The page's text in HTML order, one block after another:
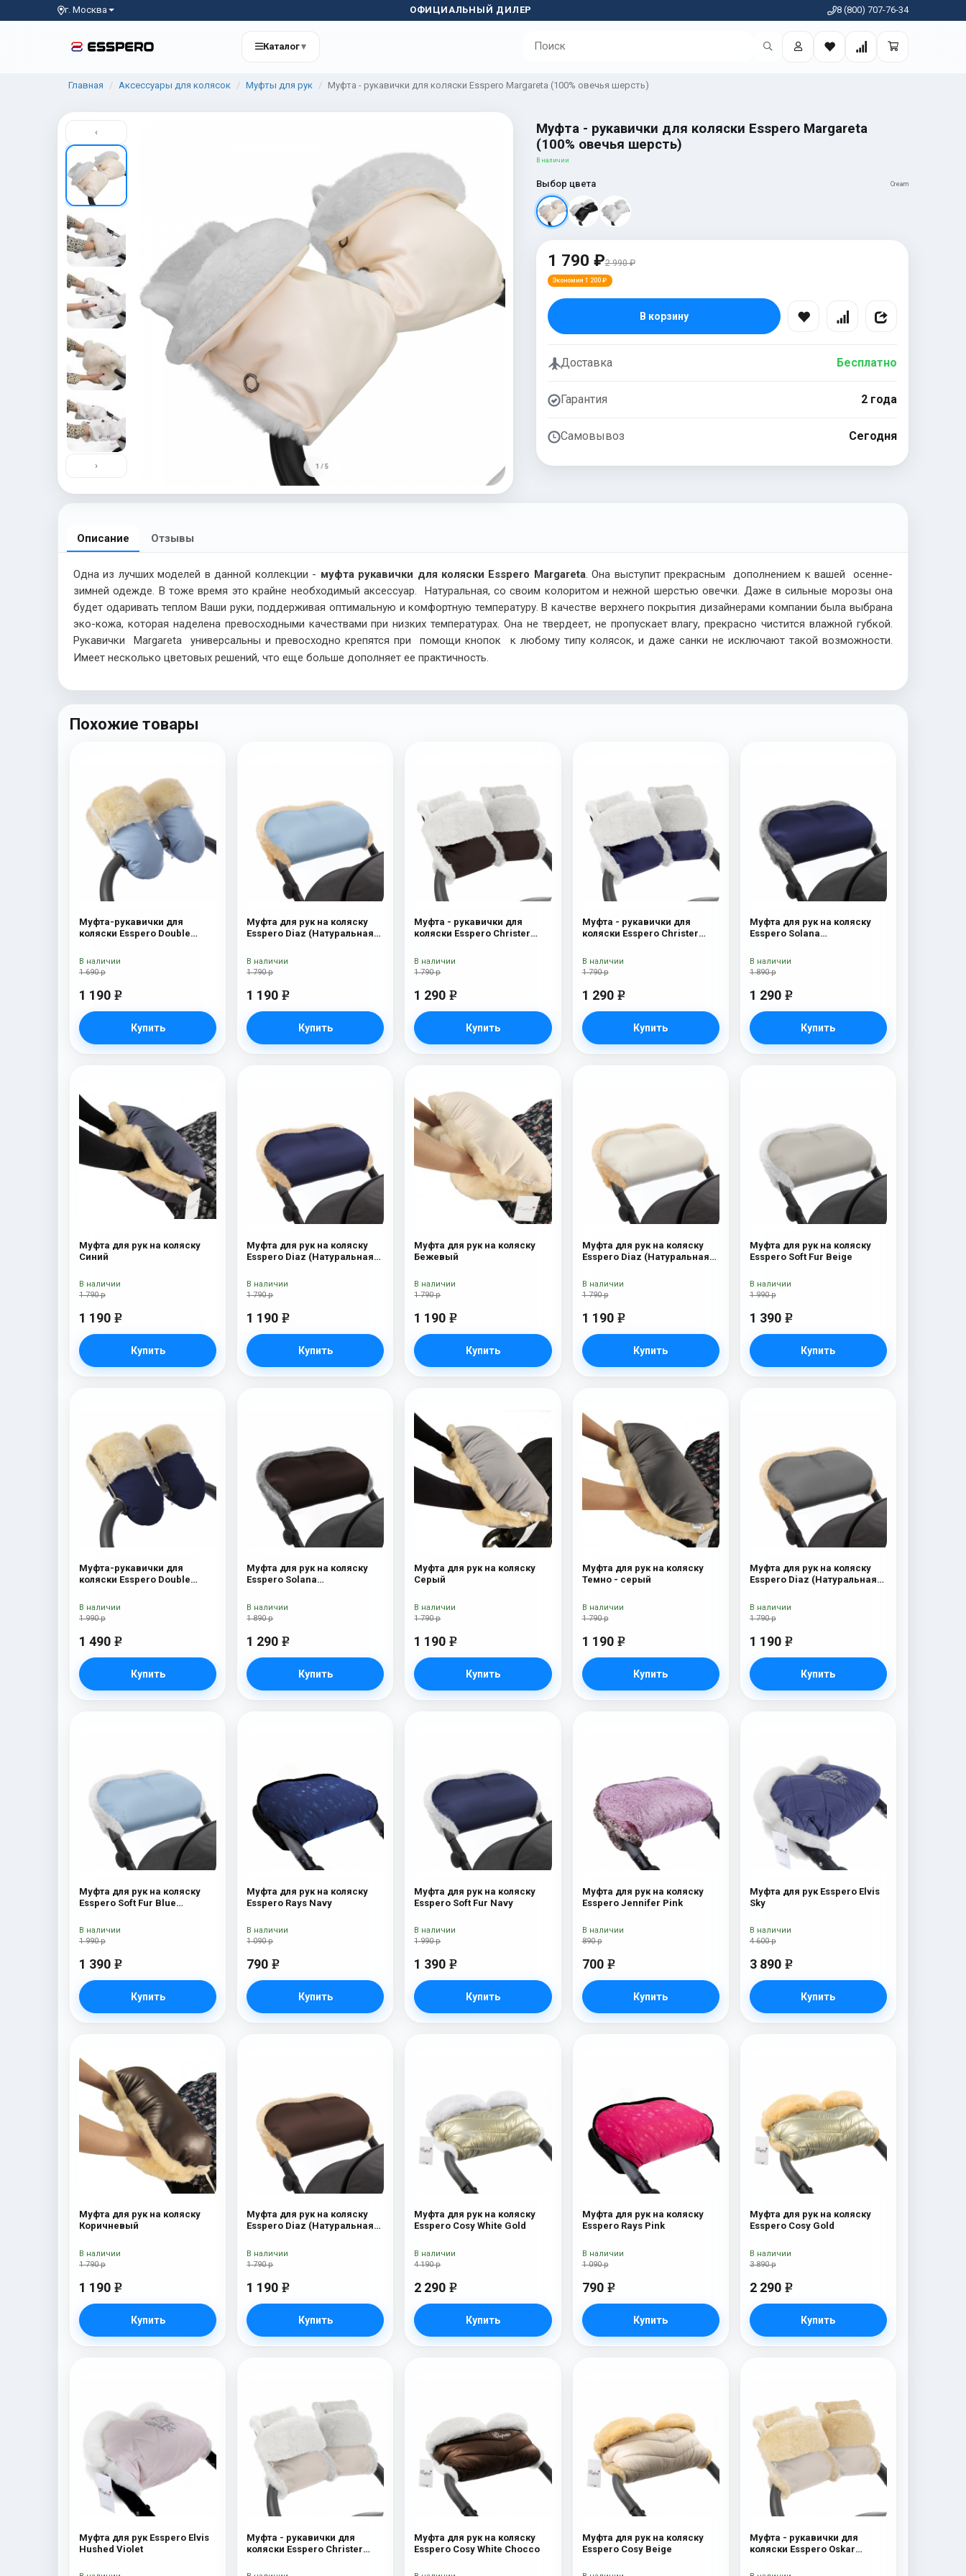
г. Москва ОФИЦИАЛЬНЫЙ ДИЛЕР 8 (800) 707-76-34
Каталог▾
Главная Аксессуары для колясок Муфты для рук Муфта - рукавички для коляски Esspero Margareta (100% овечья шерсть)
‹
› 1 / 5
Муфта - рукавички для коляски Esspero Margareta
(100% овечья шерсть)
В наличии
Выбор цвета Cream
1 790 ₽2 990 ₽
Экономия 1 200 ₽
В корзину
Доставка Бесплатно
Гарантия 2 года
Самовывоз Сегодня
Описание Отзывы
Одна из лучших моделей в данной коллекции - муфта рукавички для коляски Esspero Margareta. Она выступит прекрасным дополнением к вашей осенне-
зимней одежде. В тоже время это крайне необходимый аксессуар. Натуральная, со своим колоритом и нежной шерстью овечки. Даже в сильные морозы она
будет одаривать теплом Ваши руки, поддерживая оптимальную и комфортную температуру. В качестве верхнего покрытия дизайнерами компании была выбрана
эко-кожа, которая наделена превосходными качествами при низких температурах. Она не твердеет, не пропускает влагу, прекрасно чистится влажной губкой.
Рукавички Margareta универсальны и превосходно крепятся при помощи кнопок к любому типу колясок, и даже санки не исключают такой возможности.
Имеет несколько цветовых решений, что еще больше дополняет ее практичность.
Похожие товары
Муфта-рукавички для
коляски Esspero Double
Mountain
1 690 р
1 190 e
Купить
В наличии
Муфта для рук на коляску
Esspero Diaz (Натуральная
1 790 р
1 190 e
Купить
В наличии
Муфта - рукавички для
коляски Esspero Christer
Chocolat
1 790 р
1 290 e
Купить
В наличии
Муфта - рукавички для
коляски Esspero Christer
1 790 р
1 290 e
Купить
В наличии
Муфта для рук на коляску
Esspero Solana
Ocean
1 890 р
1 290 e
Купить
В наличии
Муфта для рук на коляску
Синий
1 790 р
1 190 e
Купить
В наличии
Муфта для рук на коляску
Esspero Diaz (Натуральная
1 790 р
1 190 e
Купить
В наличии
Муфта для рук на коляску
Бежевый
1 790 р
1 190 e
Купить
В наличии
Муфта для рук на коляску
Esspero Diaz (Натуральная
1 790 р
1 190 e
Купить
В наличии
Муфта для рук на коляску
Esspero Soft Fur Beige
1 990 р
1 390 e
Купить
В наличии
Муфта-рукавички для
коляски Esspero Double
1 990 р
1 490 e
Купить
В наличии
Муфта для рук на коляску
Esspero Solana
Brown
1 890 р
1 290 e
Купить
В наличии
Муфта для рук на коляску
Серый
1 790 р
1 190 e
Купить
В наличии
Муфта для рук на коляску
Темно - серый
1 790 р
1 190 e
Купить
В наличии
Муфта для рук на коляску
Esspero Diaz (Натуральная
1 790 р
1 190 e
Купить
В наличии
Муфта для рук на коляску
Esspero Soft Fur Blue
1 990 р
1 390 e
Купить
В наличии
Муфта для рук на коляску
Esspero Rays Navy
1 090 р
790 e
Купить
В наличии
Муфта для рук на коляску
Esspero Soft Fur Navy
1 990 р
1 390 e
Купить
В наличии
Муфта для рук на коляску
Esspero Jennifer Pink
890 р
700 e
Купить
В наличии
Муфта для рук Esspero Elvis
Sky
4 600 р
3 890 e
Купить
В наличии
Муфта для рук на коляску
Коричневый
1 790 р
1 190 e
Купить
В наличии
Муфта для рук на коляску
Esspero Diaz (Натуральная
1 790 р
1 190 e
Купить
В наличии
Муфта для рук на коляску
Esspero Cosy White Gold
4 190 р
2 290 e
Купить
В наличии
Муфта для рук на коляску
Esspero Rays Pink
1 090 р
790 e
Купить
В наличии
Муфта для рук на коляску
Esspero Cosy Gold
3 890 р
2 290 e
Купить
В наличии
Муфта для рук Esspero Elvis
Hushed Violet
Муфта - рукавички для
коляски Esspero Christer
Муфта для рук на коляску
Esspero Cosy White Chocco
Муфта для рук на коляску
Esspero Cosy Beige
Муфта - рукавички для
коляски Esspero Oskar